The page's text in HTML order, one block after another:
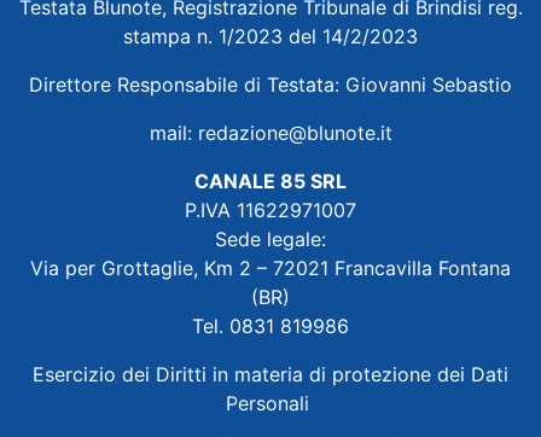
Testata Blunote, Registrazione Tribunale di Brindisi reg.
stampa n. 1/2023 del 14/2/2023
Direttore Responsabile di Testata: Giovanni Sebastio
mail: redazione@blunote.it
CANALE 85 SRL
P.IVA 11622971007
Sede legale:
Via per Grottaglie, Km 2 – 72021 Francavilla Fontana
(BR)
Tel. 0831 819986
Esercizio dei Diritti in materia di protezione dei Dati
Personali